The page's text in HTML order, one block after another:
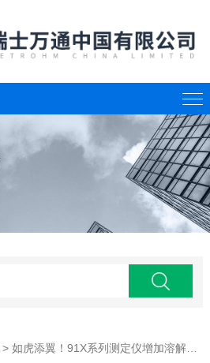
> 如虎添翼！91X系列测定仪增加溶解氧测定功能